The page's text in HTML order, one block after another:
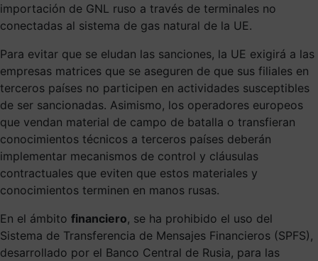
importación de GNL ruso a través de terminales no
conectadas al sistema de gas natural de la UE.
Para evitar que se eludan las sanciones, la UE exigirá a las
empresas matrices que se aseguren de que sus filiales en
terceros países no participen en actividades susceptibles
de ser sancionadas. Asimismo, los operadores europeos
que vendan material de campo de batalla o transfieran
conocimientos técnicos a terceros países deberán
implementar mecanismos de control y cláusulas
contractuales que eviten que estos materiales y
conocimientos terminen en manos rusas.
En el ámbito financiero, se ha prohibido el uso del
Sistema de Transferencia de Mensajes Financieros (SPFS),
desarrollado por el Banco Central de Rusia, para las